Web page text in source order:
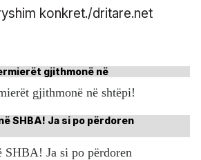
konkret./dritare.net
gjithmonë në shtëpi!
Ja si po përdoren